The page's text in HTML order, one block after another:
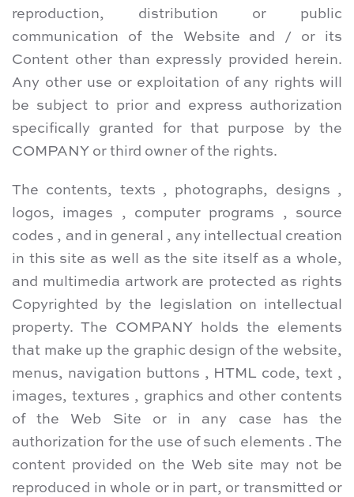
reproduction, distribution or public
communication of the Website and / or its
Content other than expressly provided herein.
Any other use or exploitation of any rights will
be subject to prior and express authorization
specifically granted for that purpose by the
COMPANY or third owner of the rights.
The contents, texts , photographs, designs ,
logos, images , computer programs , source
codes , and in general , any intellectual creation
in this site as well as the site itself as a whole,
and multimedia artwork are protected as rights
Copyrighted by the legislation on intellectual
property. The COMPANY holds the elements
that make up the graphic design of the website,
menus, navigation buttons , HTML code, text ,
images, textures , graphics and other contents
of the Web Site or in any case has the
authorization for the use of such elements . The
content provided on the Web site may not be
reproduced in whole or in part, or transmitted or